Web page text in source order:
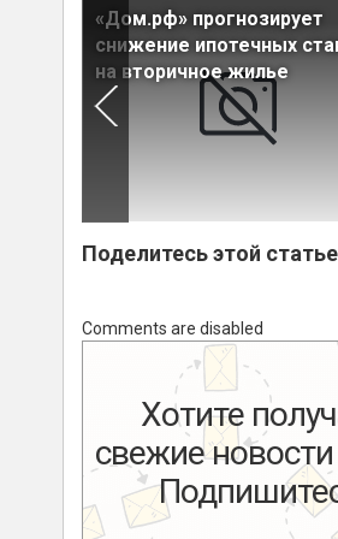
«Дом.рф» прогнозирует
снижение ипотечных
на вторичное жилье
Поделитесь этой
Comments are disabled
Хотите
свежие новости